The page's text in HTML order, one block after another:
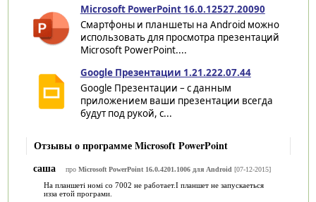
Microsoft PowerPoint 16.0.12527.20090
Смартфоны и планшеты на Android можно
использовать для просмотра презентаций
Microsoft PowerPoint....
Google Презентации 1.21.222.07.44
Google Презентации – с данным
приложением ваши презентации всегда
будут под рукой, с...
Отзывы о программе Microsoft PowerPoint
саша
про Microsoft PowerPoint 16.0.4201.1006 для Android[07-12-2015]
На планшеті номі со 7002 не работает.І планшет не запускаеться
изза етой програми.